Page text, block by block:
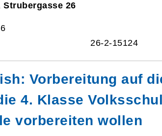
Strubergasse 26
26-2-15124
Vorbereitung auf
4. Klasse
vorbereiten wollen